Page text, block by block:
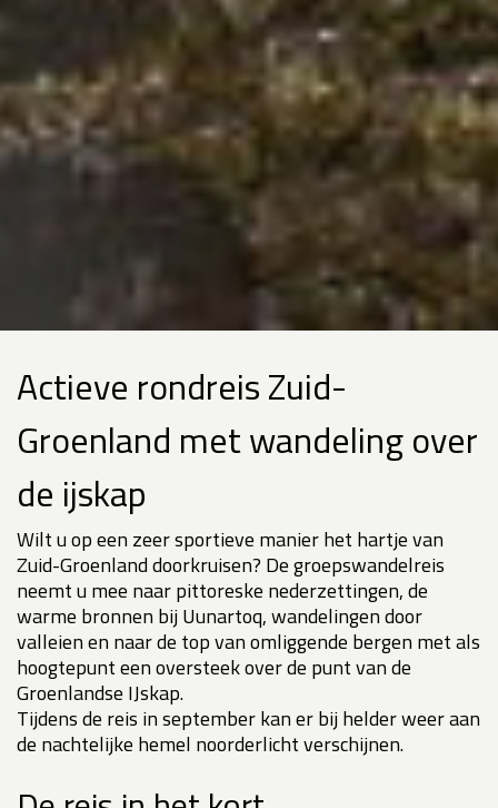
Actieve rondreis Zuid-
Groenland met wandeling over
de ijskap
Wilt u op een zeer sportieve manier het hartje van
Zuid-Groenland doorkruisen? De groepswandelreis
neemt u mee naar pittoreske nederzettingen, de
warme bronnen bij Uunartoq, wandelingen door
valleien en naar de top van omliggende bergen met als
hoogtepunt een oversteek over de punt van de
Groenlandse IJskap.
Tijdens de reis in september kan er bij helder weer aan
de nachtelijke hemel noorderlicht verschijnen.